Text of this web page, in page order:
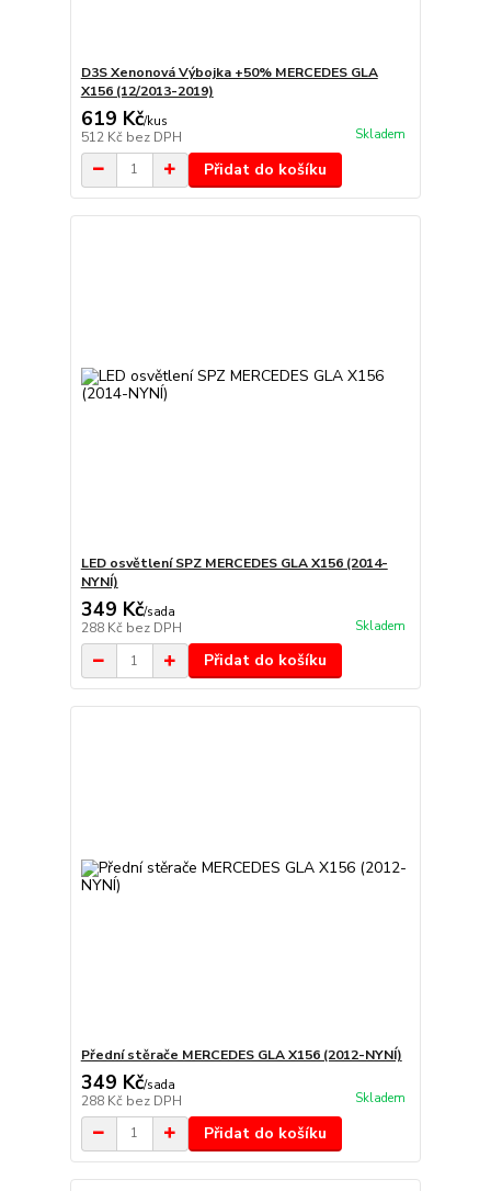
D3S Xenonová Výbojka +50% MERCEDES GLA
X156 (12/2013-2019)
619 Kč/kus
512 Kč bez DPH Skladem
Přidat do košíku
LED osvětlení SPZ MERCEDES GLA X156 (2014-
NYNÍ)
349 Kč/sada
288 Kč bez DPH Skladem
Přidat do košíku
Přední stěrače MERCEDES GLA X156 (2012-NYNÍ)
349 Kč/sada
288 Kč bez DPH Skladem
Přidat do košíku